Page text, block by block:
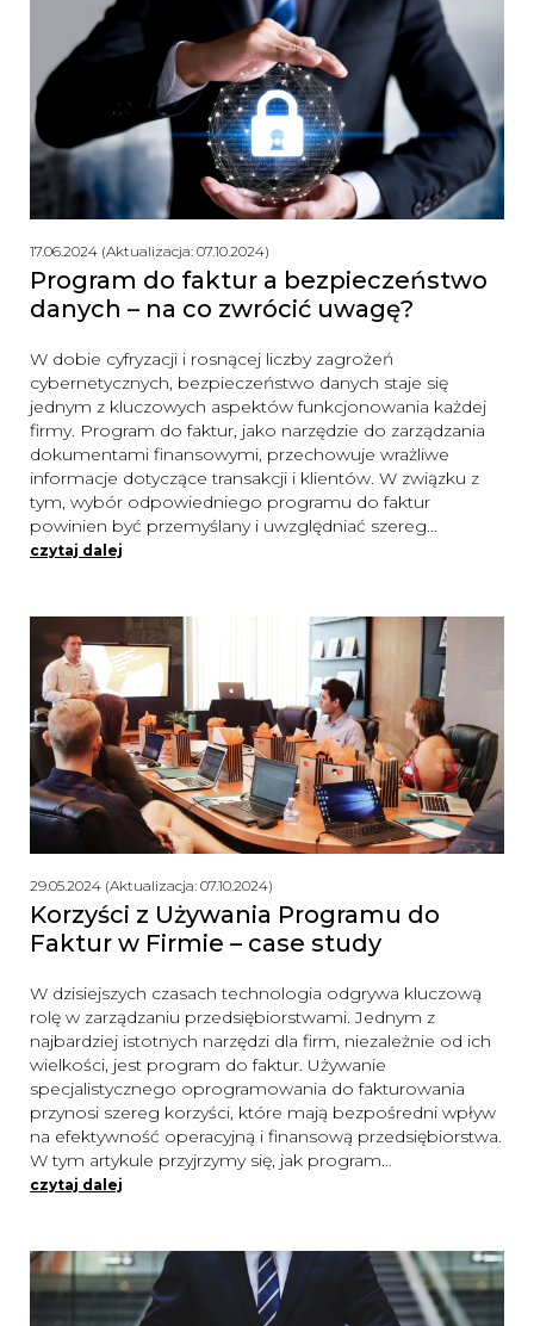
17.06.2024 (Aktualizacja: 07.10.2024)
Program do faktur a bezpieczeństwo
danych – na co zwrócić uwagę?
W dobie cyfryzacji i rosnącej liczby zagrożeń
cybernetycznych, bezpieczeństwo danych staje się
jednym z kluczowych aspektów funkcjonowania każdej
firmy. Program do faktur, jako narzędzie do zarządzania
dokumentami finansowymi, przechowuje wrażliwe
informacje dotyczące transakcji i klientów. W związku z
tym, wybór odpowiedniego programu do faktur
powinien być przemyślany i uwzględniać szereg…
czytaj dalej
29.05.2024 (Aktualizacja: 07.10.2024)
Korzyści z Używania Programu do
Faktur w Firmie – case study
W dzisiejszych czasach technologia odgrywa kluczową
rolę w zarządzaniu przedsiębiorstwami. Jednym z
najbardziej istotnych narzędzi dla firm, niezależnie od ich
wielkości, jest program do faktur. Używanie
specjalistycznego oprogramowania do fakturowania
przynosi szereg korzyści, które mają bezpośredni wpływ
na efektywność operacyjną i finansową przedsiębiorstwa.
W tym artykule przyjrzymy się, jak program…
czytaj dalej